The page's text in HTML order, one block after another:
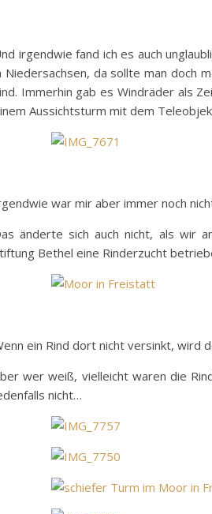
irgendwie fand ich es auch
Niedersachsen, da sollte man doch
Immerhin gab es Windräder als
Aussichtsturm mit dem
war mir aber immer noch
änderte sich auch nicht, als wir
Bethel eine Rinderzucht
ein Rind dort nicht versinkt, wird
wer weiß, vielleicht waren die
nicht…